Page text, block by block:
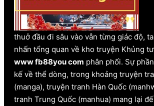
thuở đầu đi sâu vào vẫn từng giác độ,
nhấn tổng quan về kho truyện Khủng
www fb88you com phân phối. Sự
kế về thể dòng, trong khoảng truyện
(manga), truyện tranh Hàn Quốc
tranh Trung Quốc (manhua) mang lại